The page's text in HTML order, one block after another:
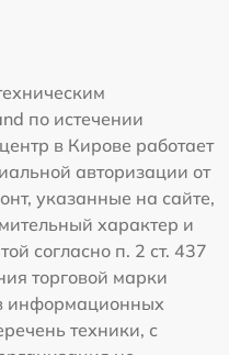
по истечении
в Кирове работает
авторизации от
указанные на сайте,
характер и
согласно п. 2 ст. 437
торговой марки
информационных
техники, с